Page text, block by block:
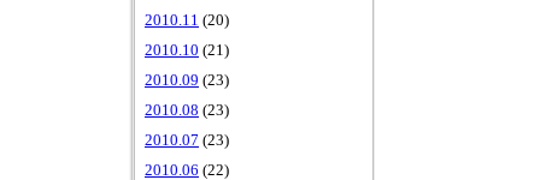
2010.11 (20)
2010.10 (21)
2010.09 (23)
2010.08 (23)
2010.07 (23)
2010.06 (22)